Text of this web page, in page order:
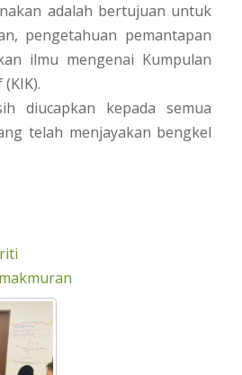
adalah bertujuan untuk
pengetahuan pemantapan
ilmu mengenai Kumpulan
diucapkan kepada semua
telah menjayakan bengkel